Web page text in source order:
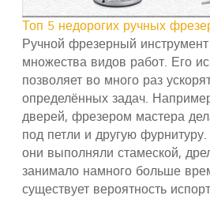
Топ 5 недорогих ручных
Ручной фрезерный
множества видов работ. Его
позволяет во много раз
определённых задач.
дверей, фрезером мастера
под петли и другую
они выполняли стамеской,
занимало намного больше
существует вероятность